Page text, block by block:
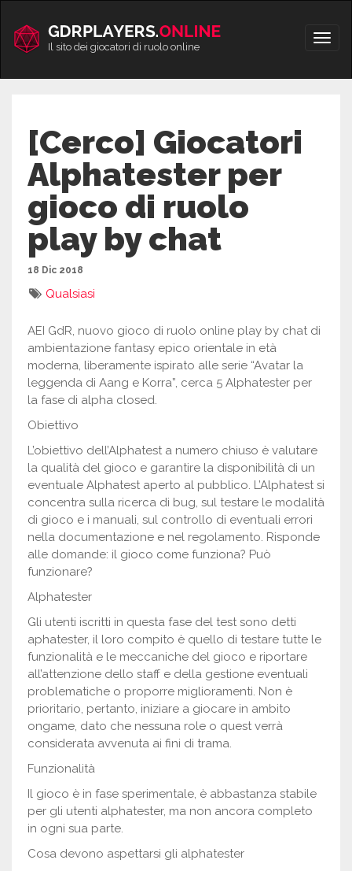
contenuto
Apri/
Il sito dei giocatori di ruolo online
[Cerco] Giocatori
Alphatester per
gioco di ruolo
play by chat
18 Dic 2018
Qualsiasi
AEI GdR, nuovo gioco di ruolo online play by chat di
ambientazione fantasy epico orientale in età
moderna, liberamente ispirato alle serie “Avatar la
leggenda di Aang e Korra”, cerca 5 Alphatester per
la fase di alpha closed.
Obiettivo
L’obiettivo dell’Alphatest a numero chiuso è valutare
la qualità del gioco e garantire la disponibilità di un
eventuale Alphatest aperto al pubblico. L’Alphatest si
concentra sulla ricerca di bug, sul testare le modalità
di gioco e i manuali, sul controllo di eventuali errori
nella documentazione e nel regolamento. Risponde
alle domande: il gioco come funziona? Può
funzionare?
Alphatester
Gli utenti iscritti in questa fase del test sono detti
aphatester, il loro compito è quello di testare tutte le
funzionalità e le meccaniche del gioco e riportare
all’attenzione dello staff e della gestione eventuali
problematiche o proporre miglioramenti. Non è
prioritario, pertanto, iniziare a giocare in ambito
ongame, dato che nessuna role o quest verrà
considerata avvenuta ai fini di trama.
Funzionalità
Il gioco è in fase sperimentale, è abbastanza stabile
per gli utenti alphatester, ma non ancora completo
in ogni sua parte.
Cosa devono aspettarsi gli alphatester